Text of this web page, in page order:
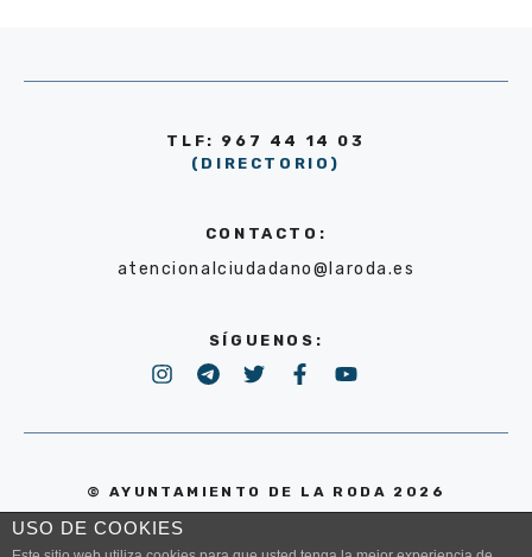
TLF: 967 44 14 03
(DIRECTORIO)
CONTACTO:
atencionalciudadano@laroda.es
SÍGUENOS:
© AYUNTAMIENTO DE LA RODA 2026
POLÍTICA DE PRIVACIDAD
USO DE COOKIES